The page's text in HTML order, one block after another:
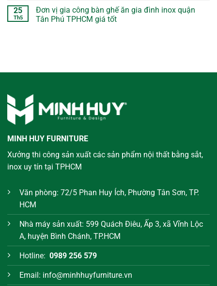
25
Th5
Đơn vị gia công bàn ghế ăn gia đình inox quận
Tân Phú TPHCM giá tốt
MINH HUY FURNITURE
Xưởng thi công sản xuất các sản phẩm nội thất bằng sắt,
inox uy tín tại TPHCM
Văn phòng: 72/5 Phan Huy Ích, Phường Tân Sơn, TP.
HCM
Nhà máy sản xuất: 599 Quách Điêu, Ấp 3, xã Vĩnh Lộc
A, huyện Bình Chánh, TP.HCM
Hotline: 0989 256 579
Email: info@minhhuyfurniture.vn